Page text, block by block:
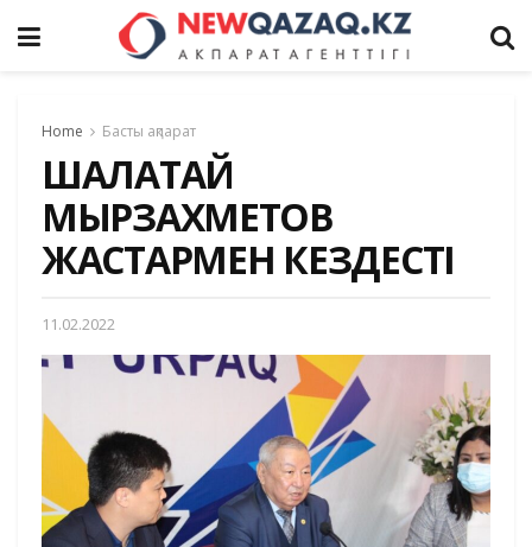
Home Басты ақпарат
ШАЛАТАЙ
МЫРЗАХМЕТОВ
ЖАСТАРМЕН КЕЗДЕСТІ
11.02.2022